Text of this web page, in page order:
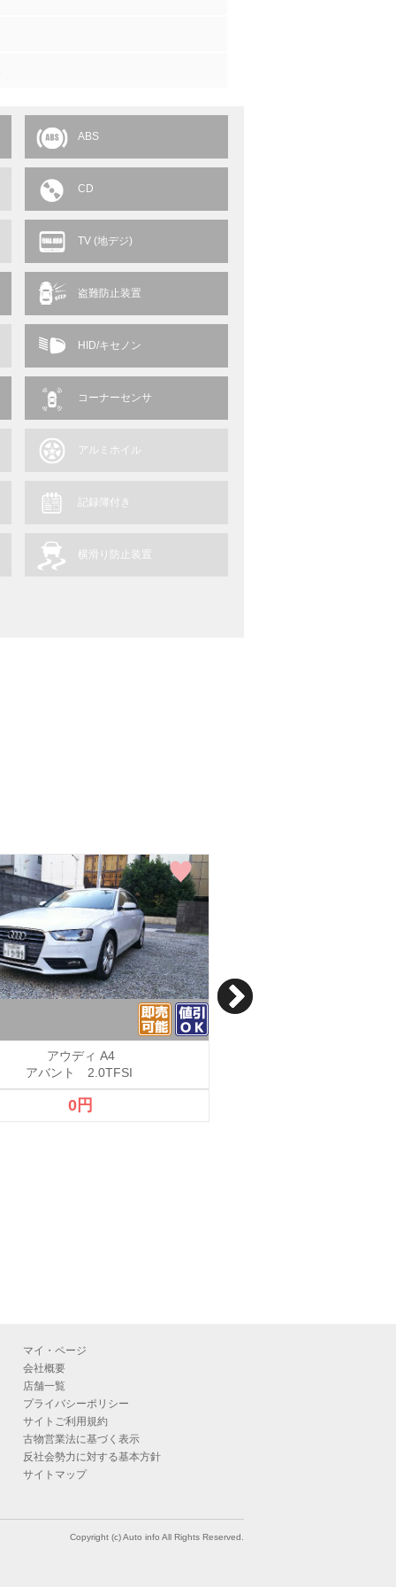
ABS
CD
TV (地デジ)
盗難防止装置
HID/キセノン
コーナーセンサ
アルミホイル
記録簿付き
横滑り防止装置
アウディ A4
アバント 2.0TFSI
0円
マイ・ページ
会社概要
店舗一覧
プライバシーポリシー
サイトご利用規約
古物営業法に基づく表示
反社会勢力に対する基本方針
サイトマップ
Copyright (c) Auto info All Rights Reserved.